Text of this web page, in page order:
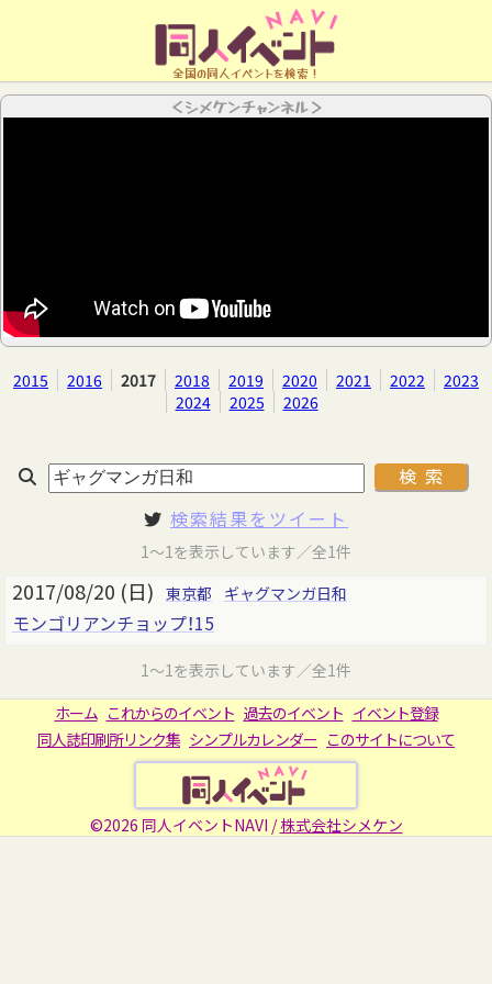
全国の同人イベントを検索！
＜シメケンチャンネル＞
2015 2016 2017 2018 2019 2020 2021 2022
2023
2024
2025 2026
検索結果をツイート
1～1を表示しています／全1件
2017/08/20 (日) 東京都 ギャグマンガ日和
モンゴリアンチョップ！15
1～1を表示しています／全1件
ホーム これからのイベント 過去のイベント イベント登録
同人誌印刷所リンク集 シンプルカレンダー このサイトについて
©2026 同人イベントNAVI /株式会社シメケン